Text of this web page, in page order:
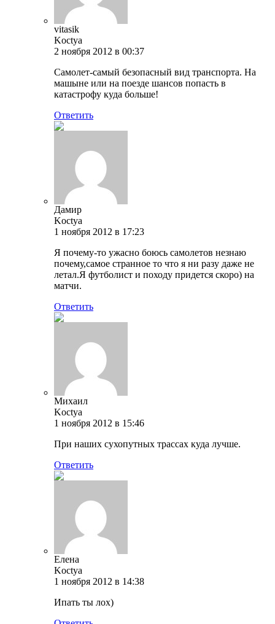
vitasik
Koctya
2 ноября 2012 в 00:37
Самолет-самый безопасный вид транспорта. На
машыне или на поезде шансов попасть в
катастрофу куда больше!
Ответить
Дамир
Koctya
1 ноября 2012 в 17:23
Я почему-то ужасно боюсь самолетов незнаю
почему,самое странное то что я ни разу даже не
летал.Я футболист и походу придется скоро) на
матчи.
Ответить
Михаил
Koctya
1 ноября 2012 в 15:46
При наших сухопутных трассах куда лучше.
Ответить
Елена
Koctya
1 ноября 2012 в 14:38
Ипать ты лох)